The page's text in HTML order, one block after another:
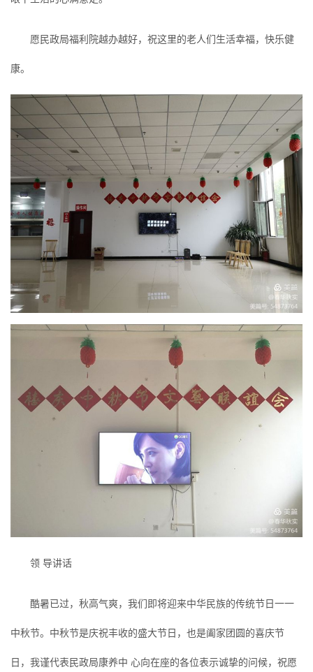
愿民政局福利院越办越好，祝这里的老人们生活幸福，快乐健
康。
领 导讲话
酷暑已过，秋高气爽，我们即将迎来中华民族的传统节日一一
中秋节。中秋节是庆祝丰收的盛大节日，也是阖家团圆的喜庆节
日，我谨代表民政局康养中 心向在座的各位表示诚挚的问候，祝愿